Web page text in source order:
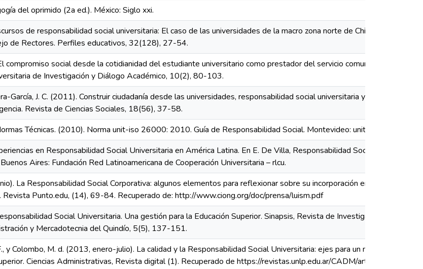
del oprimido (2a ed.). México: Siglo xxi.
de responsabilidad social universitaria: El caso de las universidades de la macro zona norte de Chile
de Rectores. Perfiles educativos, 32(128), 27-54.
compromiso social desde la cotidianidad del estudiante universitario como prestador del servicio comunitario.
de Investigación y Diálogo Académico, 10(2), 80-103.
García, J. C. (2011). Construir ciudadanía desde las universidades, responsabilidad social universitaria y desafíos
Revista de Ciencias Sociales, 18(56), 37-58.
Técnicas. (2010). Norma unit-iso 26000: 2010. Guía de Responsabilidad Social. Montevideo: unit.
en Responsabilidad Social Universitaria en América Latina. En E. De Villa, Responsabilidad Social de las
Aires: Fundación Red Latinoamericana de Cooperación Universitaria – rlcu.
La Responsabilidad Social Corporativa: algunos elementos para reflexionar sobre su incorporación en las
Revista Punto.edu, (14), 69-84. Recuperado de: http://www.ciong.org/doc/prensa/luism.pdf
Social Universitaria. Una gestión para la Educación Superior. Sinapsis, Revista de Investigaciones
y Mercadotecnia del Quindío, 5(5), 137-151.
y Colombo, M. d. (2013, enero-julio). La calidad y la Responsabilidad Social Universitaria: ejes para un nuevo
Ciencias Administrativas, Revista digital (1). Recuperado de https://revistas.unlp.edu.ar/CADM/article/